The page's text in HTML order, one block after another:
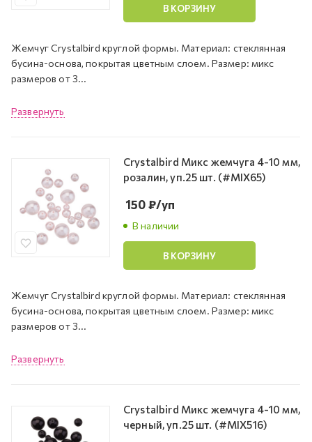
В КОРЗИНУ
Жемчуг Crystalbird круглой формы. Материал: стеклянная
бусина-основа, покрытая цветным слоем. Размер: микс
размеров от 3...
Развернуть
Crystalbird Микс жемчуга 4-10 мм,
розалин, уп.25 шт. (#MIX65)
В наличии
150₽/уп
В КОРЗИНУ
Жемчуг Crystalbird круглой формы. Материал: стеклянная
бусина-основа, покрытая цветным слоем. Размер: микс
размеров от 3...
Развернуть
Crystalbird Микс жемчуга 4-10 мм,
черный, уп.25 шт. (#MIX516)